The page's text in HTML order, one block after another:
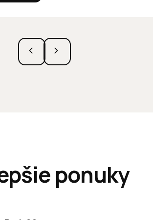
ponuky